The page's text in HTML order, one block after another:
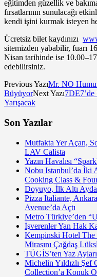
eğitimden güzellik ve
fırsatlarının sunulacağı
kendi işini kurmak isteyen
Ücretsiz bilet kaydınızı
sitemizden yababilir, fuarı
Nisan tarihinde ise
edebilirsiniz.
Previous YazıMr. NO
BüyüyorNext Yazı7DE7’de
Yarışacak
Son Yazılar
Mutfakta Yer Açan,
LAV Calista
Yazın Havalısı
Nobu Istanbul’da İki
Cooking Class &
Doyuyo, İlk Altı
Pizza Italiante,
Avenue’da Açtı
Metro Türkiye’den
İşverenler Yan Hak
Kempinski Hotel The
Mirasını Çağdaş
TÜGİS’ten Yaz
Michelin Yıldızlı Şef
Collection’a Konuk